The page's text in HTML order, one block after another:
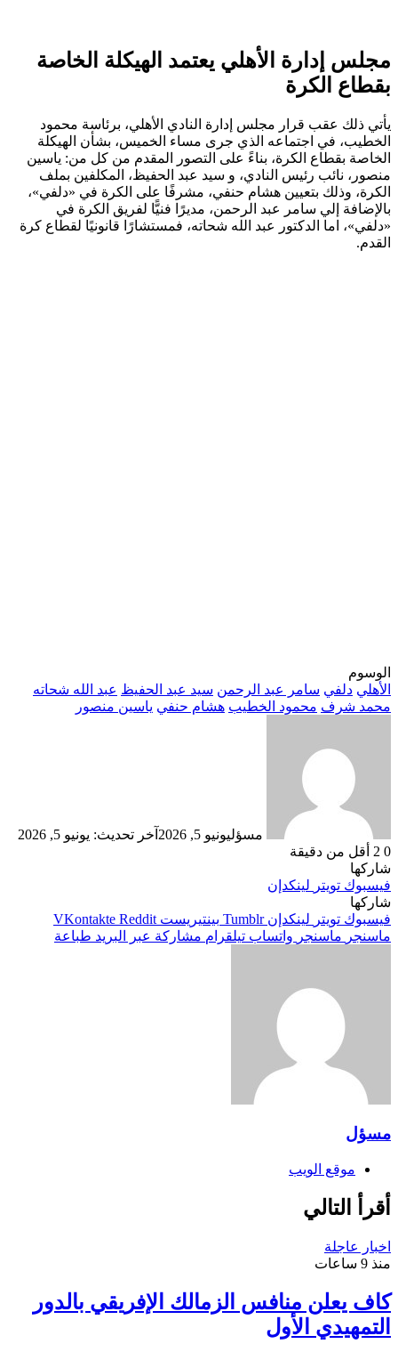
مجلس إدارة الأهلي يعتمد الهيكلة الخاصة
بقطاع الكرة
يأتي ذلك عقب قرار مجلس إدارة النادي الأهلي، برئاسة محمود
الخطيب، في اجتماعه الذي جرى مساء الخميس، بشأن الهيكلة
الخاصة بقطاع الكرة، بناءً على التصور المقدم من كل من: ياسين
منصور، نائب رئيس النادي، و سيد عبد الحفيظ، المكلفين بملف
الكرة، وذلك بتعيين هشام حنفي، مشرفًا على الكرة في «دلفي»،
بالإضافة إلي سامر عبد الرحمن، مديرًا فنيًّا لفريق الكرة في
«دلفي»، اما الدكتور عبد الله شحاته، فمستشارًا قانونيًا لقطاع كرة
القدم.
الوسوم
الأهلي دلفي سامر عبد الرحمن سيد عبد الحفيظ عبد الله شحاته
محمد شرف محمود الخطيب هشام حنفي ياسين منصور
مسؤليونيو 5, 2026
آخر تحديث: يونيو 5, 2026
0
أقل من دقيقة
شاركها
فيسبوك تويتر لينكدإن
شاركها
فيسبوك تويتر لينكدإن بينتيريست
ماسنجر ماسنجر واتساب تيلقرام مشاركة عبر البريد طباعة
مسؤل
موقع الويب
أقرأ التالي
اخبار عاجلة
منذ 9 ساعات
كاف يعلن منافس الزمالك الإفريقي بالدور
التمهيدي الأول